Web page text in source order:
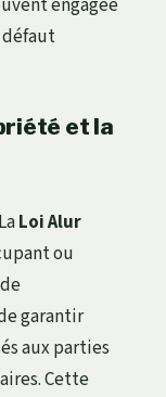
engagée
défaut
et la
Loi Alur
ou
garantir
aux parties
Cette